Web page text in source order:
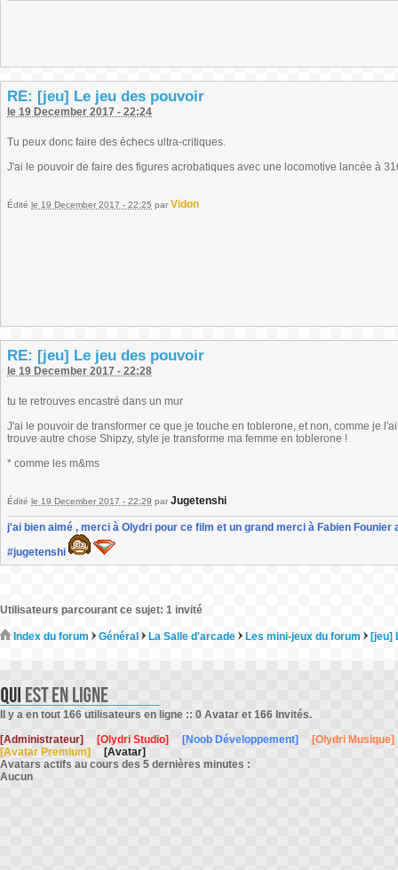
RE: [jeu] Le jeu des pouvoir
le 19 December 2017 - 22:24
Tu peux donc faire des échecs ultra-critiques.
J'ai le pouvoir de faire des figures acrobatiques avec une locomotive lancée à
Édité le 19 December 2017 - 22:25 par Vidon
RE: [jeu] Le jeu des pouvoir
le 19 December 2017 - 22:28
tu te retrouves encastré dans un mur
J'ai le pouvoir de transformer ce que je touche en toblerone, et non, comme je
trouve autre chose Shipzy, style je transforme ma femme en toblerone !
* comme les m&ms
Édité le 19 December 2017 - 22:29 par Jugetenshi
j'ai bien aimé , merci à Olydri pour ce film et un grand merci à Fabien
#jugetenshi
Utilisateurs parcourant ce sujet: 1 invité
Index du forum Général La Salle d'arcade Les mini-jeux du forum [jeu]
Il y a en tout 166 utilisateurs en ligne :: 0 Avatar et 166 Invités.
[Administrateur]
[Olydri Studio] [Noob Développement]
[Olydri Musique]
[Avatar Premium]
[Avatar]
Avatars actifs au cours des 5 dernières minutes :
Aucun